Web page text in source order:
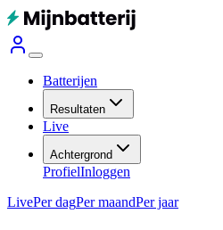
Batterijen
Resultaten
Live
Achtergrond
ProfielInloggen
LivePer dagPer maandPer jaar